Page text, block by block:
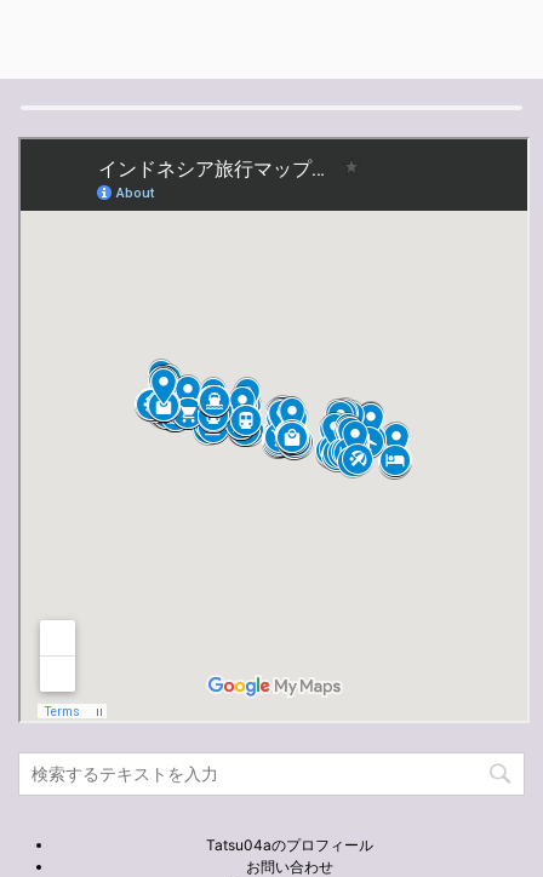
Tatsu04aのプロフィール
お問い合わせ